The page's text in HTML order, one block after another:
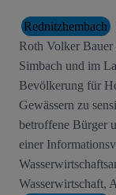
Rednitzhembach
Roth Volker Bauer
Simbach und im
Bevölkerung für
Gewässern zu
betroffene Bürger
einer
Wasserwirtschaft,